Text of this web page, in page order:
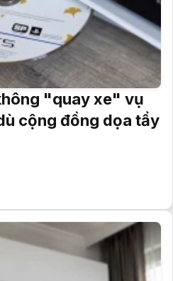
"quay xe" vụ
cộng đồng dọa tẩy